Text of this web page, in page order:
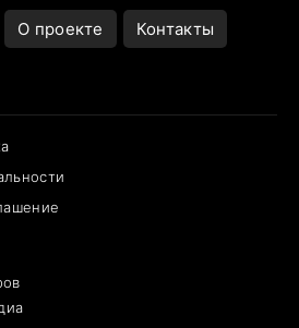
О проекте Контакты